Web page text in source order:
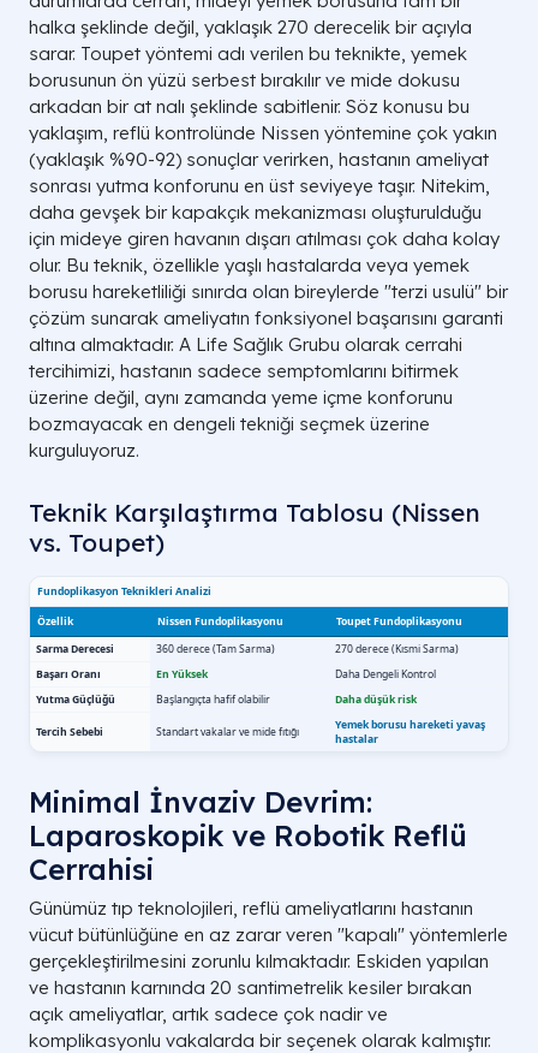
halka şeklinde değil, yaklaşık 270 derecelik bir açıyla
sarar. Toupet yöntemi adı verilen bu teknikte, yemek
borusunun ön yüzü serbest bırakılır ve mide dokusu
arkadan bir at nalı şeklinde sabitlenir. Söz konusu bu
yaklaşım, reflü kontrolünde Nissen yöntemine çok yakın
(yaklaşık %90-92) sonuçlar verirken, hastanın ameliyat
sonrası yutma konforunu en üst seviyeye taşır. Nitekim,
daha gevşek bir kapakçık mekanizması oluşturulduğu
için mideye giren havanın dışarı atılması çok daha kolay
olur. Bu teknik, özellikle yaşlı hastalarda veya yemek
borusu hareketliliği sınırda olan bireylerde "terzi usulü" bir
çözüm sunarak ameliyatın fonksiyonel başarısını garanti
altına almaktadır. A Life Sağlık Grubu olarak cerrahi
tercihimizi, hastanın sadece semptomlarını bitirmek
üzerine değil, aynı zamanda yeme içme konforunu
bozmayacak en dengeli tekniği seçmek üzerine
kurguluyoruz.
Teknik Karşılaştırma Tablosu (Nissen
vs. Toupet)
Minimal İnvaziv Devrim:
Laparoskopik ve Robotik Reflü
Cerrahisi
Günümüz tıp teknolojileri, reflü ameliyatlarını hastanın
vücut bütünlüğüne en az zarar veren "kapalı" yöntemlerle
gerçekleştirilmesini zorunlu kılmaktadır. Eskiden yapılan
ve hastanın karnında 20 santimetrelik kesiler bırakan
açık ameliyatlar, artık sadece çok nadir ve
komplikasyonlu vakalarda bir seçenek olarak kalmıştır.